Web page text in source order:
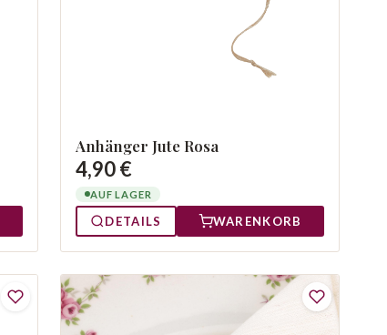
Anhänger Jute Rosa
4,90 €
AUF LAGER
DETAILS WARENKORB